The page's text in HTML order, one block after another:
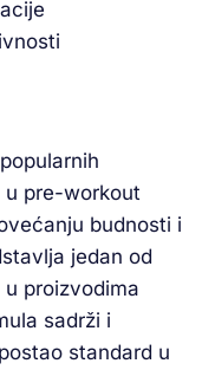
u pre-workout
budnosti i
jedan od
proizvodima
sadrži i
standard u